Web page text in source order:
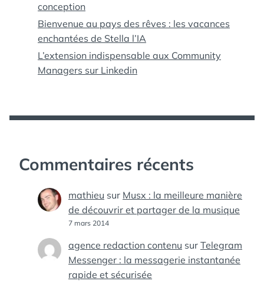
conception
Bienvenue au pays des rêves : les vacances
enchantées de Stella l’IA
L’extension indispensable aux Community
Managers sur Linkedin
Commentaires récents
mathieu sur Musx : la meilleure manière
de découvrir et partager de la musique
7 mars 2014
agence redaction contenu sur Telegram
Messenger : la messagerie instantanée
rapide et sécurisée